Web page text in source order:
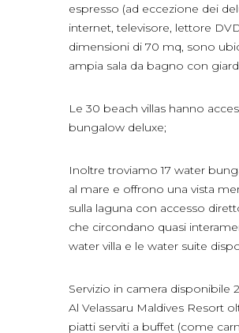
espresso (ad eccezione dei
internet, televisore, lettore
dimensioni di 70 mq, sono
ampia sala da bagno con
Le 30 beach villas hanno
bungalow deluxe;
Inoltre troviamo 17 water
al mare e offrono una vista
sulla laguna con accesso
che circondano quasi
water villa e le water suite
Servizio in camera disponibile
Al Velassaru Maldives Resort
piatti serviti a buffet (come